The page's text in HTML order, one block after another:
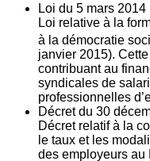
Loi du 5 mars 2014
Loi relative à la
à la démocratie
janvier 2015).
contribuant au
syndicales de
professionnelles
Décret du 30
Décret relatif à la
le taux et les
des employeurs au